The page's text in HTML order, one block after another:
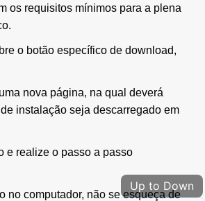
Up to Down
os requisitos mínimos para a plena
o botão específico de download,
nova página, na qual deverá
instalação seja descarregado em
e realize o passo a passo
no computador, não se esqueça de